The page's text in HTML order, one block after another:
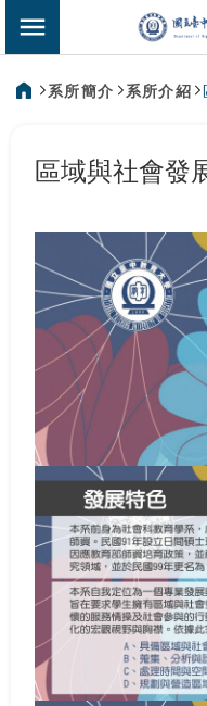
切換選單
系所簡介 系所介紹
區域與社會發